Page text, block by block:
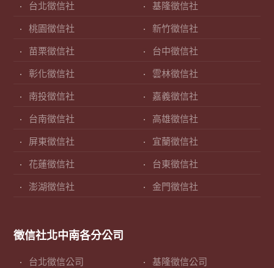
台北徵信社 基隆徵信社
桃園徵信社 新竹徵信社
苗栗徵信社 台中徵信社
彰化徵信社 雲林徵信社
南投徵信社 嘉義徵信社
台南徵信社 高雄徵信社
屏東徵信社 宜蘭徵信社
花蓮徵信社 台東徵信社
澎湖徵信社 金門徵信社
徵信社北中南各分公司
台北徵信公司 基隆徵信公司